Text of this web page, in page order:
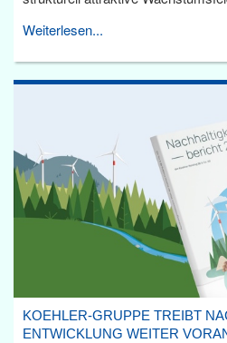
Weiterlesen...
KOEHLER-GRUPPE TREIBT
ENTWICKLUNG WEITER